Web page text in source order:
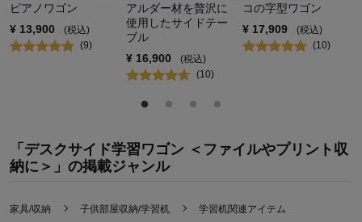
ピアノワゴン
¥ 13,900
(税込)
(9)
アルダー材を贅沢に
使用したサイドテー
ブル
¥ 16,900
(税込)
(10)
コの字型ワゴン
¥ 17,909
(税込)
(10)
「デスクサイド学習ワゴン ＜ファイルやプリント収
納に＞」の掲載ジャンル
家具/収納 子供部屋収納/学習机 学習机関連アイテム